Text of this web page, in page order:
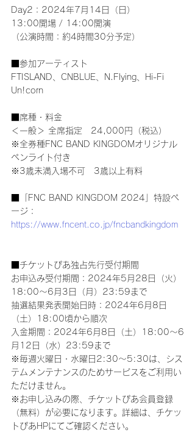
Day2：2024年7月14日（日）
13:00開場 / 14:00開演
（公演時間：約4時間30分予定）
■参加アーティスト
FTISLAND、CNBLUE、N.Flying、Hi-Fi
Un!corn
■席種・料金
＜一般＞ 全席指定　24,000円（税込）
※全券種FNC BAND KINGDOMオリジナル
ペンライト付き
※3歳未満入場不可　3歳以上有料
■「FNC BAND KINGDOM 2024」特設ペ
ージ：
https://www.fncent.co.jp/fncbandkingdom
■チケットぴあ独占先行受付期間
お申込み受付期間：2024年5月28日（火）
18:00～6月3日（月）23:59まで
抽選結果発表開始日時：2024年6月8日
（土）18:00頃から順次
入金期間：2024年6月8日（土）18:00～6
月12日（水）23:59まで
※毎週火曜日・水曜日2:30～5:30は、シス
テムメンテナンスのためサービスをご利用い
ただけません。
※お申し込みの際、チケットぴあ会員登録
（無料）が必要になります。詳細は、チケッ
トぴあHPにてご確認ください。